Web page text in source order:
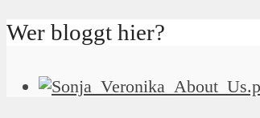
Wer bloggt hier?